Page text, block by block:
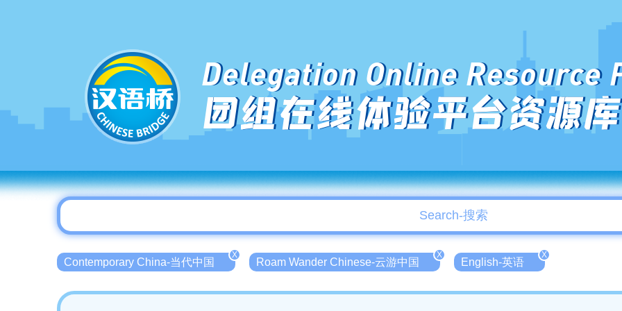
Delegation Online Resource
团组在线体验平台资源库
Contemporary China-当代中国
X
Roam Wander Chinese-云游中国
X
English-英语
X